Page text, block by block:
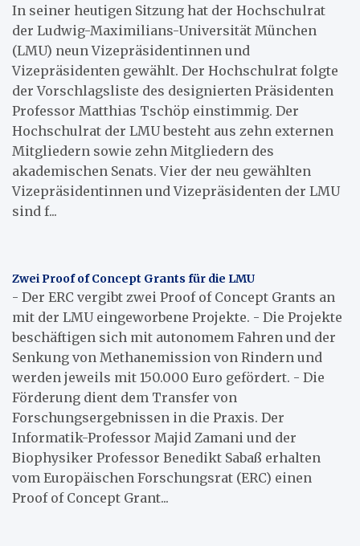
In seiner heutigen Sitzung hat der Hochschulrat
der Ludwig-Maximilians-Universität München
(LMU) neun Vizepräsidentinnen und
Vizepräsidenten gewählt. Der Hochschulrat folgte
der Vorschlagsliste des designierten Präsidenten
Professor Matthias Tschöp einstimmig. Der
Hochschulrat der LMU besteht aus zehn externen
Mitgliedern sowie zehn Mitgliedern des
akademischen Senats. Vier der neu gewählten
Vizepräsidentinnen und Vizepräsidenten der LMU
sind f...
Zwei Proof of Concept Grants für die LMU
- Der ERC vergibt zwei Proof of Concept Grants an
mit der LMU eingeworbene Projekte. - Die Projekte
beschäftigen sich mit autonomem Fahren und der
Senkung von Methanemission von Rindern und
werden jeweils mit 150.000 Euro gefördert. - Die
Förderung dient dem Transfer von
Forschungsergebnissen in die Praxis. Der
Informatik-Professor Majid Zamani und der
Biophysiker Professor Benedikt Sabaß erhalten
vom Europäischen Forschungsrat (ERC) einen
Proof of Concept Grant...